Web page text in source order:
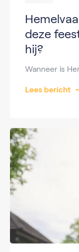
deze
hij?
Lees bericht